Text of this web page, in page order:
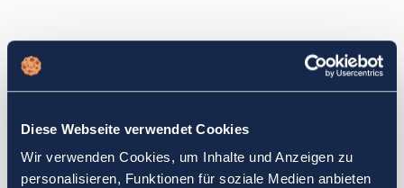
Diese Webseite verwendet Cookies
Wir verwenden Cookies, um Inhalte und Anzeigen zu
personalisieren, Funktionen für soziale Medien anbieten